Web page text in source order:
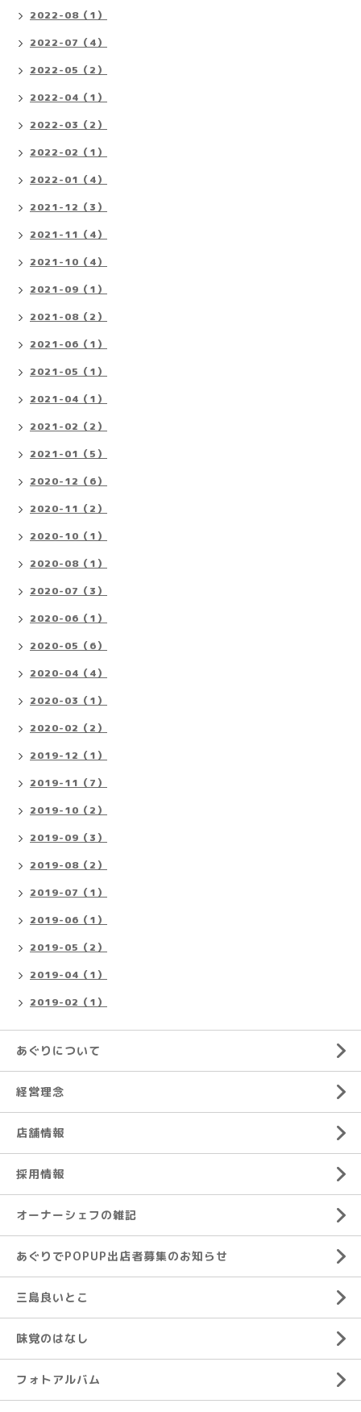
2022-08（1）
2022-07（4）
2022-05（2）
2022-04（1）
2022-03（2）
2022-02（1）
2022-01（4）
2021-12（3）
2021-11（4）
2021-10（4）
2021-09（1）
2021-08（2）
2021-06（1）
2021-05（1）
2021-04（1）
2021-02（2）
2021-01（5）
2020-12（6）
2020-11（2）
2020-10（1）
2020-08（1）
2020-07（3）
2020-06（1）
2020-05（6）
2020-04（4）
2020-03（1）
2020-02（2）
2019-12（1）
2019-11（7）
2019-10（2）
2019-09（3）
2019-08（2）
2019-07（1）
2019-06（1）
2019-05（2）
2019-04（1）
2019-02（1）
あぐりについて
経営理念
店舗情報
採用情報
オーナーシェフの雑記
あぐりでPOPUP出店者募集のお知らせ
三島良いとこ
味覚のはなし
フォトアルバム